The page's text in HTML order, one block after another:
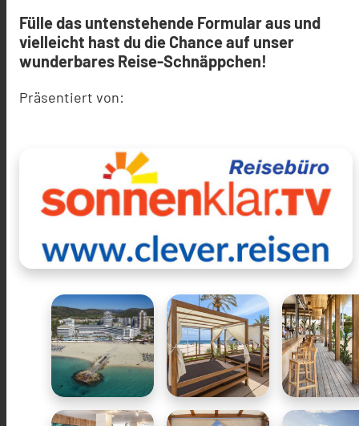
Fülle das untenstehende Formular aus und
vielleicht hast du die Chance auf unser
wunderbares Reise-Schnäppchen!
Präsentiert von: